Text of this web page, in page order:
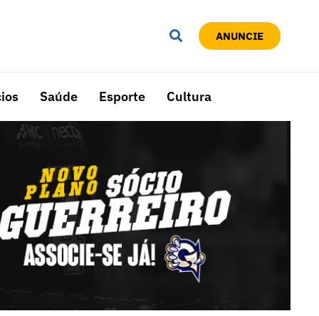
ANUNCIE
Saúde Esporte Cultura